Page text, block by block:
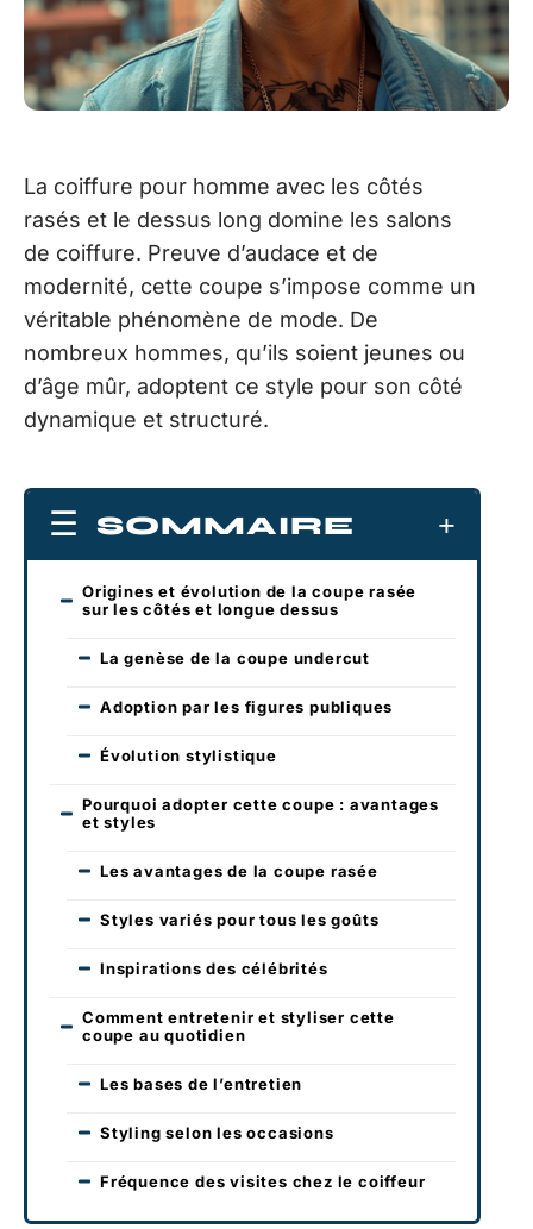
La coiffure pour homme avec les côtés
rasés et le dessus long domine les salons
de coiffure. Preuve d’audace et de
modernité, cette coupe s’impose comme un
véritable phénomène de mode. De
nombreux hommes, qu’ils soient jeunes ou
d’âge mûr, adoptent ce style pour son côté
dynamique et structuré.
SOMMAIRE
Origines et évolution de la coupe rasée
sur les côtés et longue dessus
La genèse de la coupe undercut
Adoption par les figures publiques
Évolution stylistique
Pourquoi adopter cette coupe : avantages
et styles
Les avantages de la coupe rasée
Styles variés pour tous les goûts
Inspirations des célébrités
Comment entretenir et styliser cette
coupe au quotidien
Les bases de l’entretien
Styling selon les occasions
Fréquence des visites chez le coiffeur